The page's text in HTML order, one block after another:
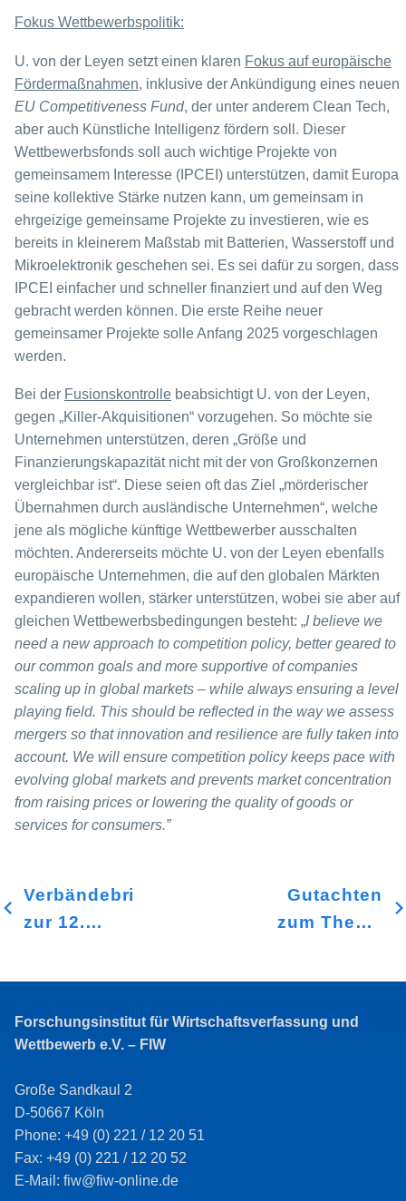
Fokus Wettbewerbspolitik:
U. von der Leyen setzt einen klaren Fokus auf europäische
Fördermaßnahmen, inklusive der Ankündigung eines neuen
EU Competitiveness Fund, der unter anderem Clean Tech,
aber auch Künstliche Intelligenz fördern soll. Dieser
Wettbewerbsfonds soll auch wichtige Projekte von
gemeinsamem Interesse (IPCEI) unterstützen, damit Europa
seine kollektive Stärke nutzen kann, um gemeinsam in
ehrgeizige gemeinsame Projekte zu investieren, wie es
bereits in kleinerem Maßstab mit Batterien, Wasserstoff und
Mikroelektronik geschehen sei. Es sei dafür zu sorgen, dass
IPCEI einfacher und schneller finanziert und auf den Weg
gebracht werden können. Die erste Reihe neuer
gemeinsamer Projekte solle Anfang 2025 vorgeschlagen
werden.
Bei der Fusionskontrolle beabsichtigt U. von der Leyen,
gegen „Killer-Akquisitionen“ vorzugehen. So möchte sie
Unternehmen unterstützen, deren „Größe und
Finanzierungskapazität nicht mit der von Großkonzernen
vergleichbar ist“. Diese seien oft das Ziel „mörderischer
Übernahmen durch ausländische Unternehmen“, welche
jene als mögliche künftige Wettbewerber ausschalten
möchten. Andererseits möchte U. von der Leyen ebenfalls
europäische Unternehmen, die auf den globalen Märkten
expandieren wollen, stärker unterstützen, wobei sie aber auf
gleichen Wettbewerbsbedingungen besteht: „I believe we
need a new approach to competition policy, better geared to
our common goals and more supportive of companies
scaling up in global markets – while always ensuring a level
playing field. This should be reflected in the way we assess
mergers so that innovation and resilience are fully taken into
account. We will ensure competition policy keeps pace with
evolving global markets and prevents market concentration
from raising prices or lowering the quality of goods or
services for consumers.”
Verbändebrief
zur 12.
Novelle wg.
Rechtsdurchsetzung
Verbraucherschutz
Gutachten
zum Thema
und
des
Forschungsinstitut für Wirtschaftsverfassung und
Wettbewerb e.V. – FIW
Große Sandkaul 2
D-50667 Köln
Phone: +49 (0) 221 / 12 20 51
Fax: +49 (0) 221 / 12 20 52
E-Mail: fiw@fiw-online.de